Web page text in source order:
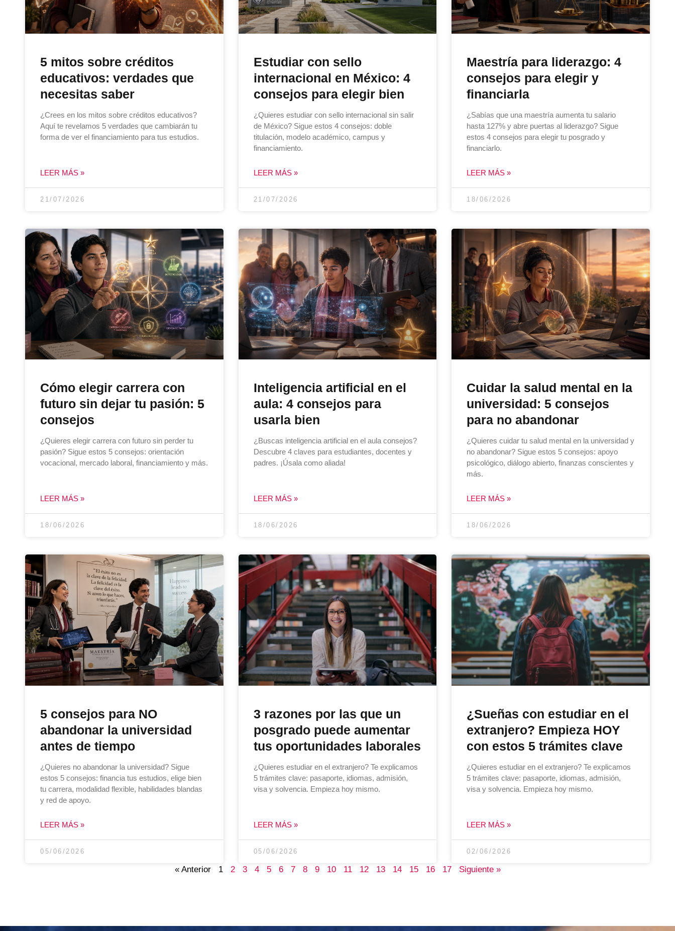
5 mitos sobre créditos
educativos: verdades que
necesitas saber
¿Crees en los mitos sobre créditos educativos?
Aquí te revelamos 5 verdades que cambiarán tu
forma de ver el financiamiento para tus estudios.
LEER MÁS »
21/07/2026
Estudiar con sello
internacional en México: 4
consejos para elegir bien
¿Quieres estudiar con sello internacional sin salir
de México? Sigue estos 4 consejos: doble
titulación, modelo académico, campus y
financiamiento.
LEER MÁS »
21/07/2026
Maestría para liderazgo: 4
consejos para elegir y
financiarla
¿Sabías que una maestría aumenta tu salario
hasta 127% y abre puertas al liderazgo? Sigue
estos 4 consejos para elegir tu posgrado y
financiarlo.
LEER MÁS »
18/06/2026
Cómo elegir carrera con
futuro sin dejar tu pasión: 5
consejos
¿Quieres elegir carrera con futuro sin perder tu
pasión? Sigue estos 5 consejos: orientación
vocacional, mercado laboral, financiamiento y más.
LEER MÁS »
18/06/2026
Inteligencia artificial en el
aula: 4 consejos para
usarla bien
¿Buscas inteligencia artificial en el aula consejos?
Descubre 4 claves para estudiantes, docentes y
padres. ¡Úsala como aliada!
LEER MÁS »
18/06/2026
Cuidar la salud mental en la
universidad: 5 consejos
para no abandonar
¿Quieres cuidar tu salud mental en la universidad y
no abandonar? Sigue estos 5 consejos: apoyo
psicológico, diálogo abierto, finanzas conscientes y
más.
LEER MÁS »
18/06/2026
5 consejos para NO
abandonar la universidad
antes de tiempo
¿Quieres no abandonar la universidad? Sigue
estos 5 consejos: financia tus estudios, elige bien
tu carrera, modalidad flexible, habilidades blandas
y red de apoyo.
LEER MÁS »
05/06/2026
3 razones por las que un
posgrado puede aumentar
tus oportunidades laborales
¿Quieres estudiar en el extranjero? Te explicamos
5 trámites clave: pasaporte, idiomas, admisión,
visa y solvencia. Empieza hoy mismo.
LEER MÁS »
05/06/2026
¿Sueñas con estudiar en el
extranjero? Empieza HOY
con estos 5 trámites clave
¿Quieres estudiar en el extranjero? Te explicamos
5 trámites clave: pasaporte, idiomas, admisión,
visa y solvencia. Empieza hoy mismo.
LEER MÁS »
02/06/2026
« Anterior 1 2 3 4 5 6 7 8 9 10 11 12 13 14 15 16 17 Siguiente »